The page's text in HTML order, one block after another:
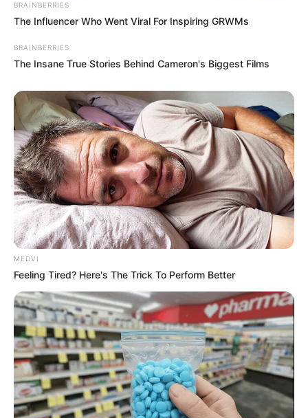
BRAINBERRIES
The Influencer Who Went Viral For Inspiring GRWMs
BRAINBERRIES
The Insane True Stories Behind Cameron's Biggest Films
MEDVI
Feeling Tired? Here's The Trick To Perform Better